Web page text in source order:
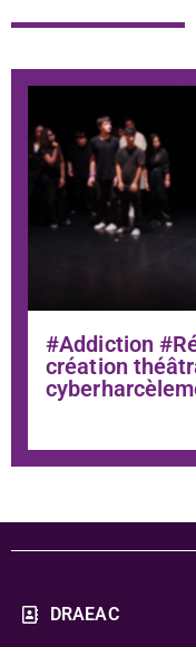
#Addiction
création
DRAEAC